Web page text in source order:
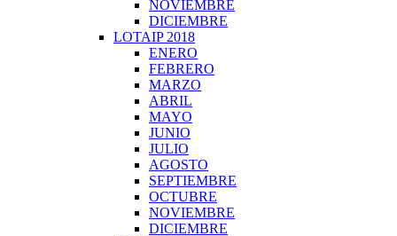
NOVIEMBRE
DICIEMBRE
LOTAIP 2018
ENERO
FEBRERO
MARZO
ABRIL
MAYO
JUNIO
JULIO
AGOSTO
SEPTIEMBRE
OCTUBRE
NOVIEMBRE
DICIEMBRE